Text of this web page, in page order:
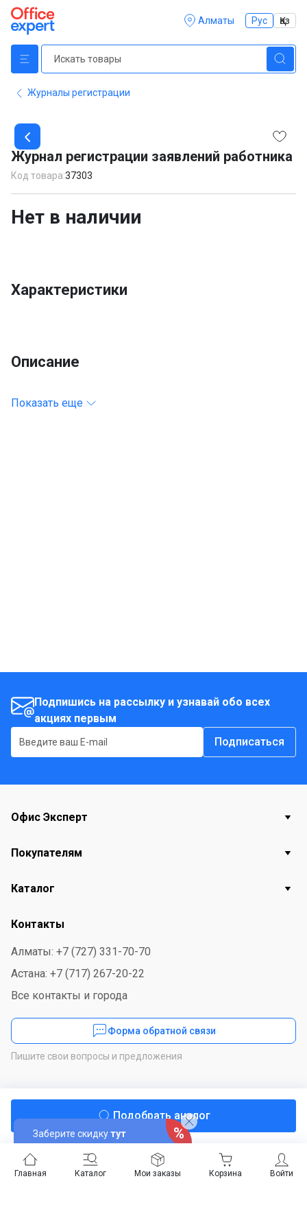
Алматы Рус Қаз
Главная Каталог Войти
Мои заказы Корзина
Журналы регистрации
Item
1
of
1
Журнал регистрации заявлений работника
Код товара:37303
Нет в наличии
Подобрать аналог
Характеристики
Описание
Показать еще
Подпишись на рассылку и узнавай обо всех
акциях первым
Подписаться
Заберите скидкутут
Офис Эксперт
Покупателям
Каталог
Контакты
Алматы: +7 (727) 331-70-70
Астана: +7 (717) 267-20-22
Все контакты и города
Форма обратной связи
Пишите свои вопросы и предложения
Скачайте приложение